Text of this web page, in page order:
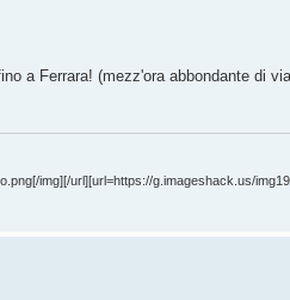
a Ferrara! (mezz'ora abbondante di
img][/url][url=https://g.imageshack.us/